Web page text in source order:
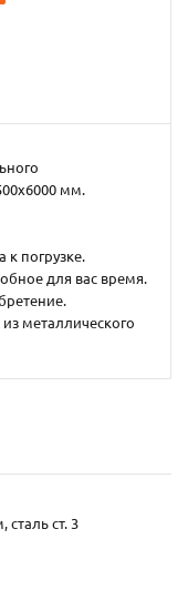
мм.
к погрузке.
для вас время.
металлического
сталь ст. 3